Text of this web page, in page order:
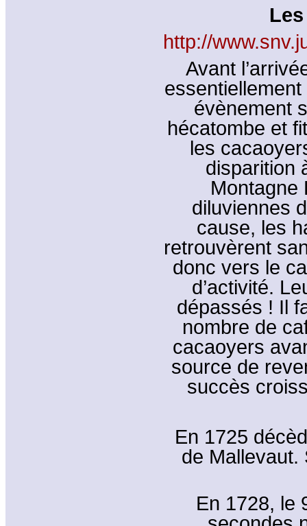
http://
Avant
évènement
hécatombe et
les
disparition
Montagne
diluviennes
cause, les
retrouvèrent
donc vers le
d’activité.
dépassés ! Il
nombre de
cacaoyers
source de
succès
En 1725
de Mallevaut.
En 1728, le